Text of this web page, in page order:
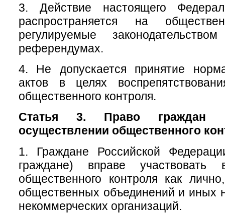
3. Действие настоящего
распространяется на
регулируемые
референдумах.
4. Не допускается принятие
актов в целях
общественного контроля.
Статья 3. Право граждан
осуществлении общественного
1. Граждане Российской
граждане) вправе участвовать
общественного контроля как
общественных объединений и иных
некоммерческих организаций.